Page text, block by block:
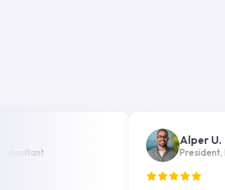
Alper U.
President,